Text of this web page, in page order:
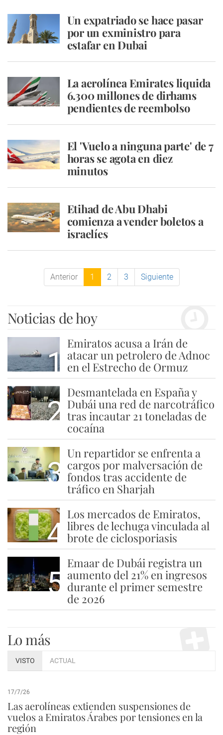
Un expatriado se hace pasar
por un exministro para
estafar en Dubai
La aerolínea Emirates liquida
6.300 millones de dirhams
pendientes de reembolso
El 'Vuelo a ninguna parte' de 7
horas se agota en diez
minutos
Etihad de Abu Dhabi
comienza a vender boletos a
israelíes
Anterior 1 2 3 Siguiente
Noticias de hoy
1
Emiratos acusa a Irán de
atacar un petrolero de Adnoc
en el Estrecho de Ormuz
2
Desmantelada en España y
Dubái una red de narcotráfico
tras incautar 21 toneladas de
cocaína
3
Un repartidor se enfrenta a
cargos por malversación de
fondos tras accidente de
tráfico en Sharjah
4
Los mercados de Emiratos,
libres de lechuga vinculada al
brote de ciclosporiasis
5
Emaar de Dubái registra un
aumento del 21% en ingresos
durante el primer semestre
de 2026
Lo más
VISTO ACTUAL
17/7/26
Las aerolíneas extienden suspensiones de
vuelos a Emiratos Árabes por tensiones en la
región